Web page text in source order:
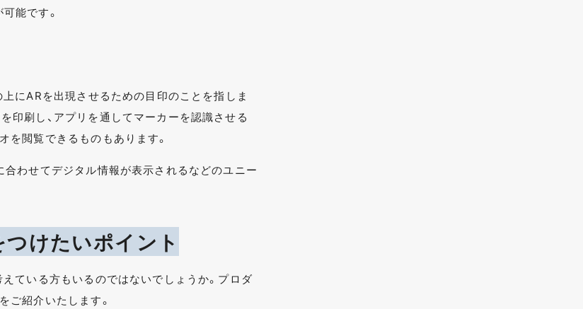
能です。
にARを出現させるための目印のことを指しま
印刷し、アプリを通してマーカーを認識させる
を閲覧できるものもあります。
合わせてデジタル情報が表示されるなどのユニー
けたいポイント
ている方もいるのではないでしょうか。プロダ
ご紹介いたします。